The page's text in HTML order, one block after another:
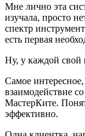
Мне лично эта
изучала, просто
спектр
есть первая
Ну, у каждой свой
Самое
взаимодействие
МастерКите.
эффективно.